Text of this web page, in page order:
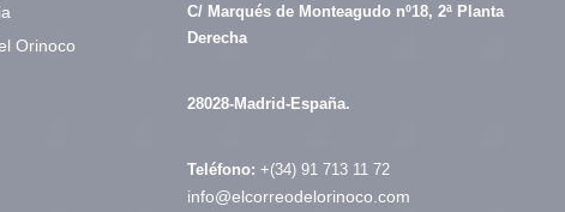
Orinoco
C/ Marqués de Monteagudo nº18, 2ª Planta
Derecha
28028-Madrid-España.
Teléfono: +(34) 91 713 11 72
info@elcorreodelorinoco.com